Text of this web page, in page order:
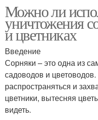
Можно ли
уничтожения
и цветниках
Введение
Сорняки – это одна из
садоводов и
распространяться и
цветники, вытесняя
видеть.